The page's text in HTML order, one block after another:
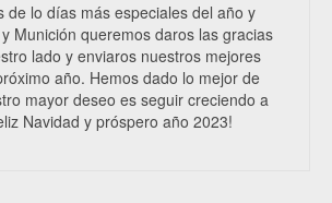
de lo días más especiales del año y
Munición queremos daros las gracias
lado y enviaros nuestros mejores
año. Hemos dado lo mejor de
mayor deseo es seguir creciendo a
Navidad y próspero año 2023!